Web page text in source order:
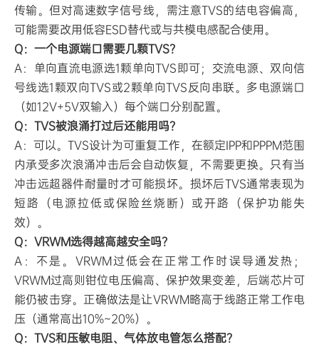
传输。但对高速数字信号线，需注意TVS的结电容偏高，
可能需要改用低容ESD替代或与共模电感配合使用。
Q：一个电源端口需要几颗TVS？
A：单向直流电源选1颗单向TVS即可；交流电源、双向信
号线选1颗双向TVS或2颗单向TVS反向串联。多电源端口
（如12V+5V双输入）每个端口分别配置。
Q：TVS被浪涌打过后还能用吗？
A：可以。TVS设计为可重复工作，在额定IPP和PPPM范围
内承受多次浪涌冲击后会自动恢复，不需要更换。只有当
冲击远超器件耐量时才可能损坏。损坏后TVS通常表现为
短路（电源拉低或保险丝烧断）或开路（保护功能失
效）。
Q：VRWM选得越高越安全吗？
A：不是。VRWM过低会在正常工作时误导通发热；
VRWM过高则钳位电压偏高、保护效果变差，后端芯片可
能仍被击穿。正确做法是让VRWM略高于线路正常工作电
压（通常高出10%~20%）。
Q：TVS和压敏电阻、气体放电管怎么搭配？